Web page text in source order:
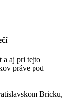
a aj pri tejto
práve pod
Bricku,